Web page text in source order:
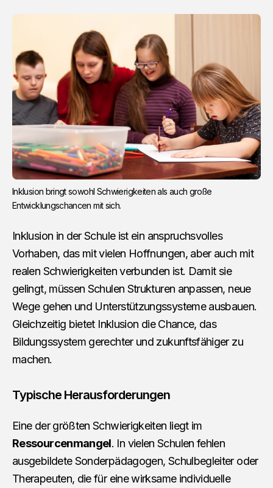
Inklusion bringt sowohl Schwierigkeiten als auch große
Entwicklungschancen mit sich.
Inklusion in der Schule ist ein anspruchsvolles
Vorhaben, das mit vielen Hoffnungen, aber auch mit
realen Schwierigkeiten verbunden ist. Damit sie
gelingt, müssen Schulen Strukturen anpassen, neue
Wege gehen und Unterstützungssysteme ausbauen.
Gleichzeitig bietet Inklusion die Chance, das
Bildungssystem gerechter und zukunftsfähiger zu
machen.
Typische Herausforderungen
Eine der größten Schwierigkeiten liegt im
Ressourcenmangel. In vielen Schulen fehlen
ausgebildete Sonderpädagogen, Schulbegleiter oder
Therapeuten, die für eine wirksame individuelle